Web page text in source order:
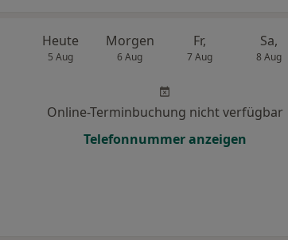
Heute
5 Aug
Morgen
6 Aug
Fr,
7 Aug
Sa,
8 Aug
Online-Terminbuchung nicht verfügbar
Telefonnummer anzeigen